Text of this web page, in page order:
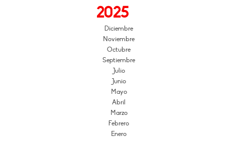
2025
Diciembre
Noviembre
Octubre
Septiembre
Julio
Junio
Mayo
Abril
Marzo
Febrero
Enero